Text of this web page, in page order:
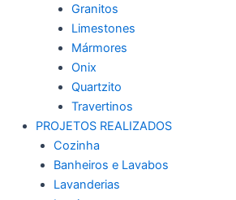
Granitos
Limestones
Mármores
Onix
Quartzito
Travertinos
PROJETOS REALIZADOS
Cozinha
Banheiros e Lavabos
Lavanderias